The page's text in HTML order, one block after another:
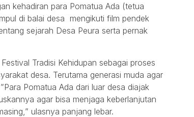
kehadiran para Pomatua Ada (tetua
di balai desa mengikuti film pendek
sejarah Desa Peura serta pernak
Tradisi Kehidupan sebagai proses
desa. Terutama generasi muda agar
Pomatua Ada dari luar desa diajak
agar bisa menjaga keberlanjutan
ulasnya panjang lebar.